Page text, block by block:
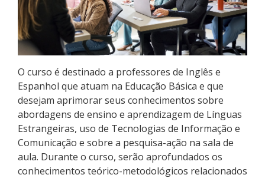
Educação de Jovens e Adultos
Transferências e retornos
PartiuIF
Parcerias
Processo de Inscrição
O curso é destinado a professores de Inglês e
Espanhol que atuam na Educação Básica e que
desejam aprimorar seus conhecimentos sobre
abordagens de ensino e aprendizagem de Línguas
Estrangeiras, uso de Tecnologias de Informação e
Comunicação e sobre a pesquisa-ação na sala de
aula. Durante o curso, serão aprofundados os
conhecimentos teórico-metodológicos relacionados